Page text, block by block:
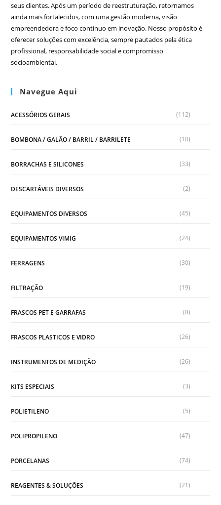
seus clientes. Após um período de reestruturação, retornamos
ainda mais fortalecidos, com uma gestão moderna, visão
empreendedora e foco contínuo em inovação. Nosso propósito é
oferecer soluções com excelência, sempre pautados pela ética
profissional, responsabilidade social e compromisso
socioambiental.
Navegue Aqui
ACESSÓRIOS GERAIS (112)
BOMBONA / GALÃO / BARRIL / BARRILETE (10)
BORRACHAS E SILICONES (33)
DESCARTÁVEIS DIVERSOS (2)
EQUIPAMENTOS DIVERSOS (45)
EQUIPAMENTOS VIMIG (24)
FERRAGENS (30)
FILTRAÇÃO (19)
FRASCOS PET E GARRAFAS (8)
FRASCOS PLASTICOS E VIDRO (26)
INSTRUMENTOS DE MEDIÇÃO (26)
KITS ESPECIAIS (3)
POLIETILENO (5)
POLIPROPILENO (47)
PORCELANAS (74)
REAGENTES & SOLUÇÕES (21)